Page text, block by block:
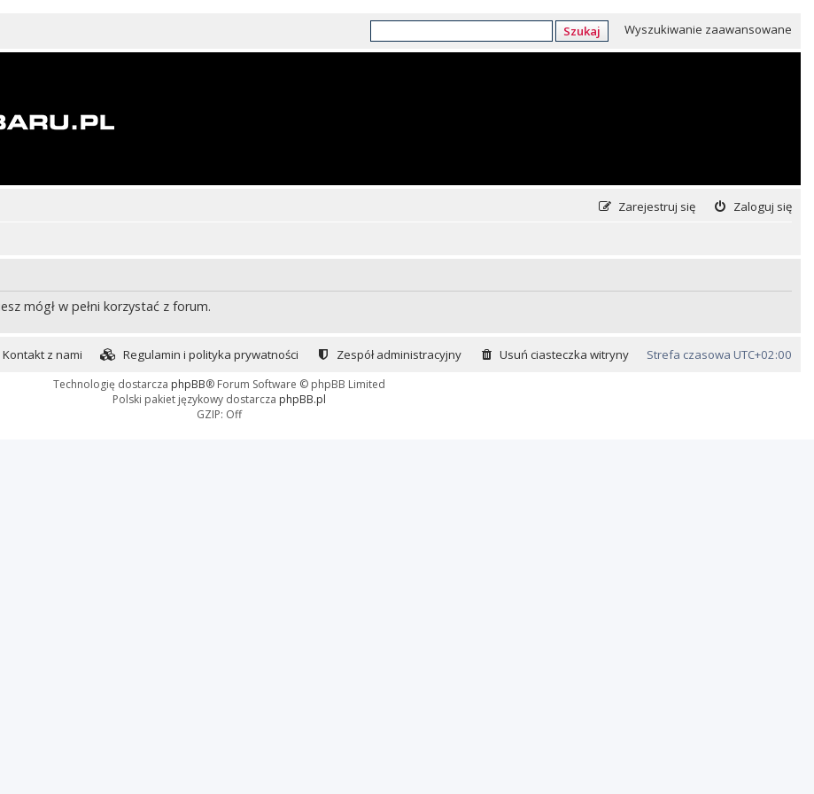
Szukaj Wyszukiwanie zaawansowane
Zaloguj się
Zarejestruj się
mógł w pełni korzystać z forum.
Strefa czasowa UTC+02:00
Usuń ciasteczka witryny
Zespół administracyjny
Regulamin i polityka prywatności
Kontakt z nami
Technologię dostarcza phpBB® Forum Software © phpBB Limited
Polski pakiet językowy dostarcza phpBB.pl
GZIP: Off